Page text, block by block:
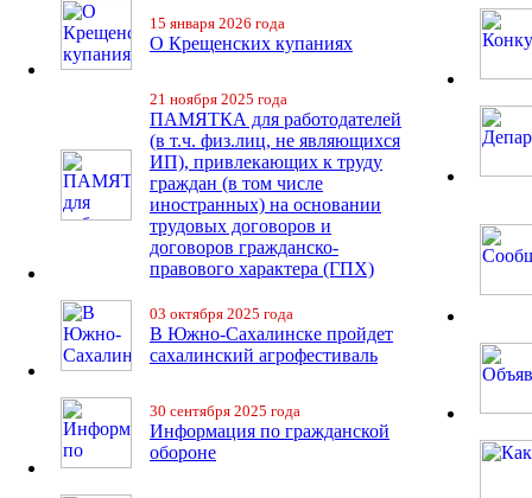
15 января 2026 года
О Крещенских купаниях
21 ноября 2025 года
ПАМЯТКА для работодателей
(в т.ч. физ.лиц, не являющихся
ИП), привлекающих к труду
граждан (в том числе
иностранных) на основании
трудовых договоров и
договоров гражданско-
правового характера (ГПХ)
03 октября 2025 года
В Южно-Сахалинске пройдет
сахалинский агрофестиваль
30 сентября 2025 года
Информация по гражданской
обороне